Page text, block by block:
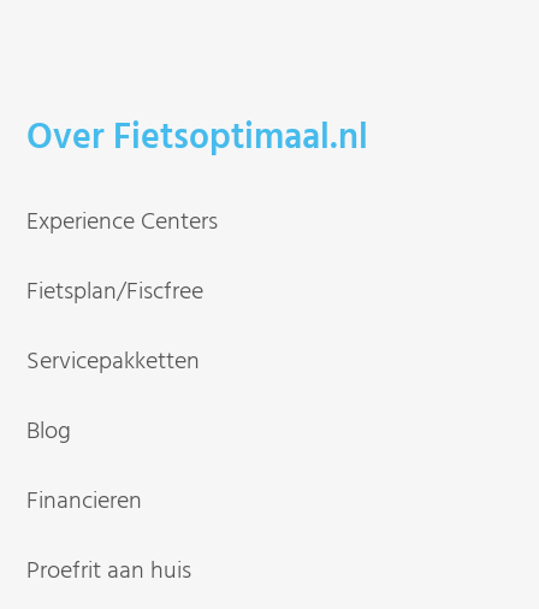
Over Fietsoptimaal.nl
Experience Centers
Fietsplan/Fiscfree
Servicepakketten
Blog
Financieren
Proefrit aan huis